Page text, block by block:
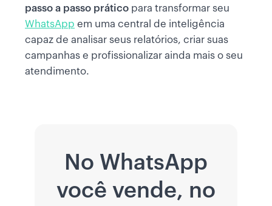
passo a passo prático para transformar seu
WhatsApp em uma central de inteligência
capaz de analisar seus relatórios, criar suas
campanhas e profissionalizar ainda mais o seu
atendimento.
No WhatsApp
você vende, no